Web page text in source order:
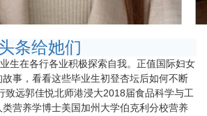
条给她们
生在各行各业积极探索自我。正值国际妇女
事，看看这些毕业生初登杏坛后如何不断
致远郭佳悦北师港浸大2018届食品科学与工
营养学博士美国加州大学伯克利分校营养